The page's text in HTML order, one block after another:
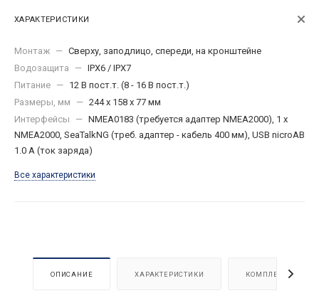
ХАРАКТЕРИСТИКИ
Монтаж — Сверху, заподлицо, спереди, на кронштейне
Водозащита
— IPX6 / IPX7
Питание — 12 В пост.т. (8 - 16 В пост.т.)
Размеры, мм
— 244 x 158 x 77 мм
Интерфейсы
— NMEA0183 (требуется адаптер NMEA2000), 1 x
NMEA2000, SeaTalkNG (треб. адаптер - кабель 400 мм), USB nicroAB
1.0 A (ток заряда)
Все характеристики
ОПИСАНИЕ ХАРАКТЕРИСТИКИ КОМПЛЕКТАЦИЯ